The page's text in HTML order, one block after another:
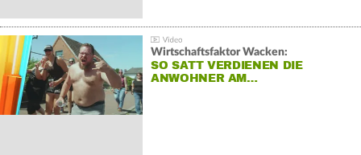
Wirtschaftsfaktor Wacken:
SO SATT VERDIENEN DIE
ANWOHNER AM…